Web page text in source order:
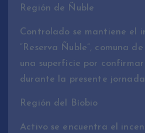
Región de Ñuble
Controlado se mantiene el
“Reserva Ñuble”, comuna
una superficie por
durante la presente
Región del Bíobio
Activo se encuentra el